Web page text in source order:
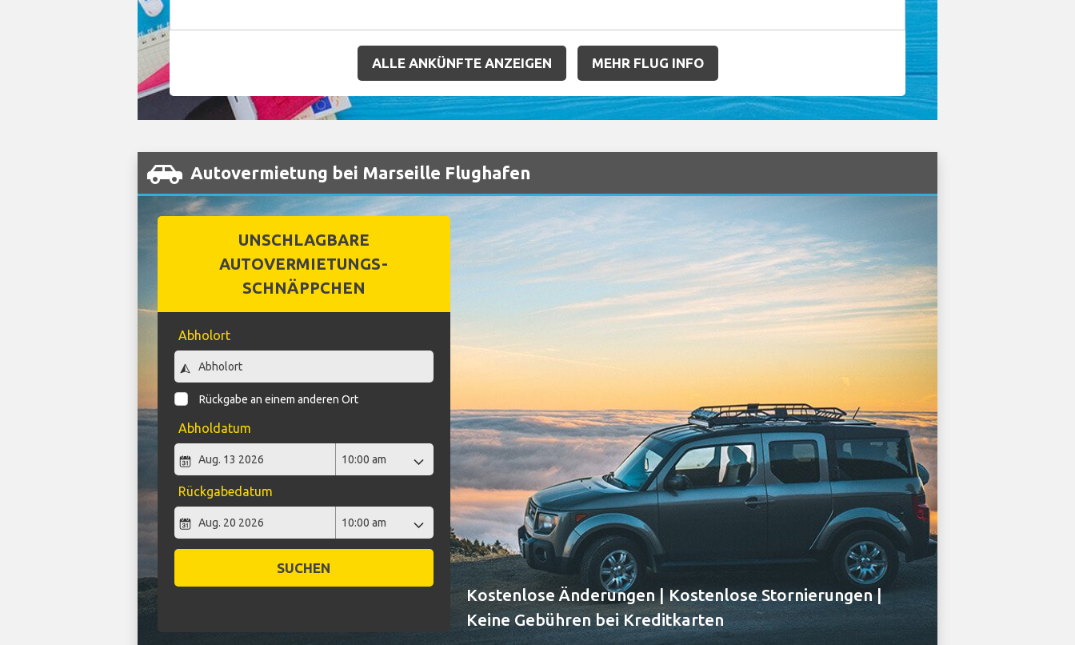
ALLE ANKÜNFTE ANZEIGEN MEHR FLUG INFO
Autovermietung bei Marseille Flughafen
UNSCHLAGBARE
AUTOVERMIETUNGS-
SCHNÄPPCHEN
Abholort
Rückgabe an einem anderen Ort
Abholdatum
Rückgabedatum
SUCHEN
Kostenlose Änderungen | Kostenlose Stornierungen |
Keine Gebühren bei Kreditkarten